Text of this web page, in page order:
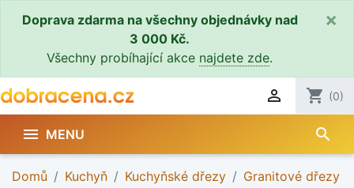
Doprava zdarma na všechny objednávky nad
3 000 Kč.
Všechny probíhající akce najdete zde.
×
 shopping_cart (0)
 MENU search
Domů Kuchyň Kuchyňské dřezy
Granitové dřezy